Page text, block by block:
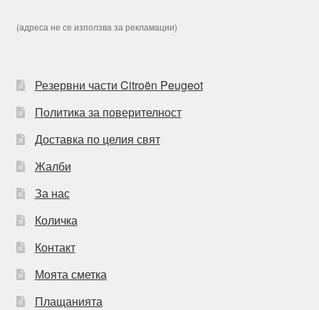
(адреса не се използва за рекламации)
Резервни части Citroën Peugeot
Политика за поверителност
Доставка по целия свят
Жалби
За нас
Количка
Контакт
Моята сметка
Плащанията